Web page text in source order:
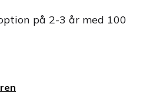
på 2-3 år med 100